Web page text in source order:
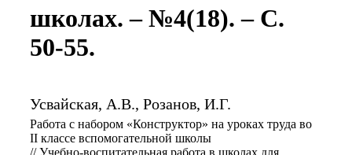
школах. – №4(18). – С.
50-55.
Усвайская, А.В., Розанов, И.Г.
Работа с набором «Конструктор» на уроках труда во
II классе вспомогательной школы
// Учебно-воспитательная работа в школах для